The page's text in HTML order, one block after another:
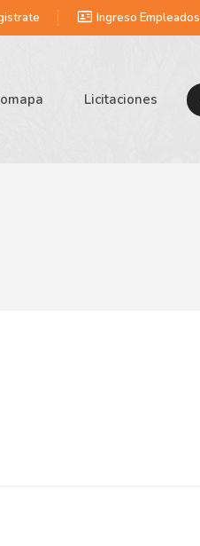
id_card Ingreso Empleados
Licitaciones